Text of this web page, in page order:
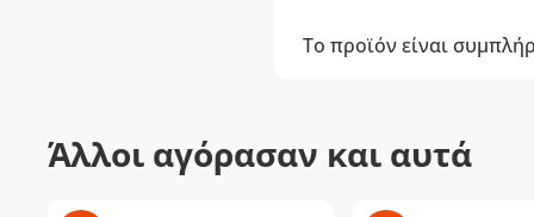
Το προϊόν είναι
Άλλοι αγόρασαν και αυτά